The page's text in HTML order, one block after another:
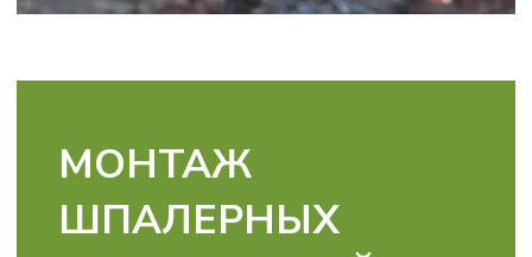
БОЛЬШЕ О КОМПАНИИ
НЕ ПРОСТО В МАТЕРИАЛЫ